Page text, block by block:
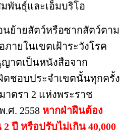
พันธุ์และเอ็มบริโอ
นย้ายสัตว์หรือซากสัตว์ตาม
ายในเขตเฝ้าระวังโรค
าตเป็นหนังสือจาก
ชอบประจำเขตนั้นทุกครั้ง
ตรา 2 แห่งพระราช
ศ. 2558 หากฝ่าฝืนต้อง
ปี หรือปรับไม่เกิน 40,000